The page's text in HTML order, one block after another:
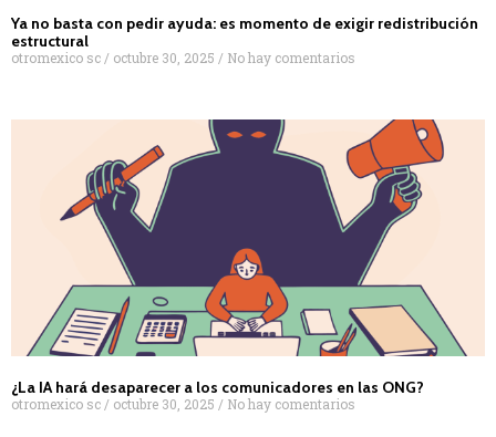
Ya no basta con pedir ayuda: es momento de exigir redistribución
estructural
otromexico sc octubre 30, 2025 No hay comentarios
¿La IA hará desaparecer a los comunicadores en las ONG?
otromexico sc octubre 30, 2025 No hay comentarios